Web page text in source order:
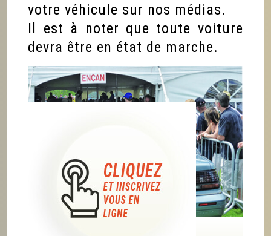
votre véhicule sur nos médias.
Il est à noter que toute voiture
devra être en état de marche.